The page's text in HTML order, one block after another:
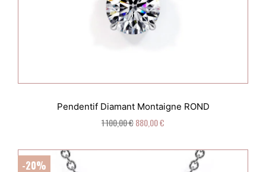
Pendentif Diamant Montaigne ROND
1 100,00 €880,00 €
-20%